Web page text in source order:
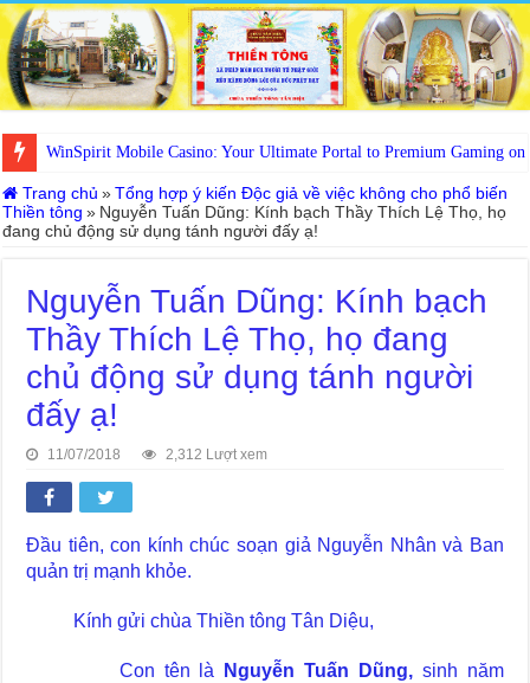
WinSpirit Mobile Casino: Your Ultimate Portal to Premium Gaming on
Trang chủ » Tổng hợp ý kiến Độc giả về việc không cho phổ biến
Thiền tông » Nguyễn Tuấn Dũng: Kính bạch Thầy Thích Lệ Thọ, họ
đang chủ động sử dụng tánh người đấy ạ!
Nguyễn Tuấn Dũng: Kính bạch
Thầy Thích Lệ Thọ, họ đang
chủ động sử dụng tánh người
đấy ạ!
11/07/2018 2,312 Lượt xem
Đầu tiên, con kính chúc soạn giả Nguyễn Nhân và Ban
quản trị mạnh khỏe.
Kính gửi chùa Thiền tông Tân Diệu,
Con tên là Nguyễn Tuấn Dũng, sinh năm